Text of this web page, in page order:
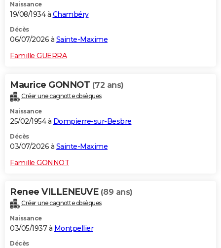
Naissance
19/08/1934 à Chambéry
Décès
06/07/2026 à Sainte-Maxime
Famille GUERRA
Maurice GONNOT (72 ans)
Créer une cagnotte obsèques
Naissance
25/02/1954 à Dompierre-sur-Besbre
Décès
03/07/2026 à Sainte-Maxime
Famille GONNOT
Renee VILLENEUVE (89 ans)
Créer une cagnotte obsèques
Naissance
03/05/1937 à Montpellier
Décès